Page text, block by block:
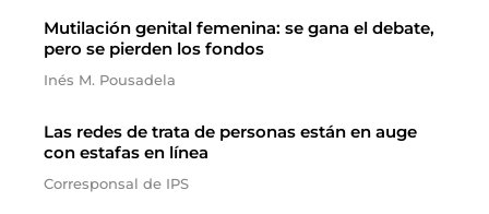
Mutilación genital femenina: se gana el debate,
pero se pierden los fondos
Inés M. Pousadela
Las redes de trata de personas están en auge
con estafas en línea
Corresponsal de IPS